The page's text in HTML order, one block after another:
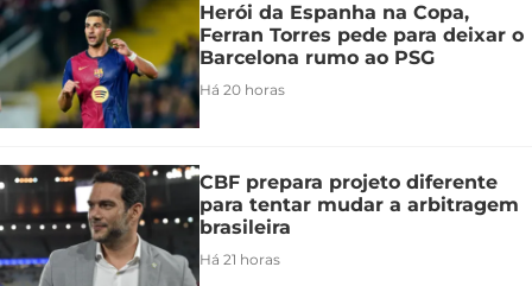
Herói da Espanha na Copa,
Ferran Torres pede para deixar o
Barcelona rumo ao PSG
Há 20 horas
CBF prepara projeto diferente
para tentar mudar a arbitragem
brasileira
Há 21 horas